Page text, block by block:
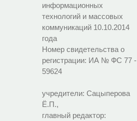
информационных
технологий и массовых
коммуникаций 10.10.2014
года
Номер свидетельства о
регистрации: ИА № ФС 77 -
59624
учредители: Сацыперова
Ё.П.,
главный редактор: